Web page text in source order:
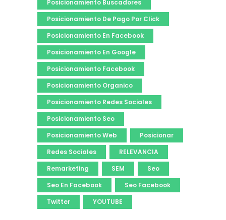
Posicionamiento Buscadores
Posicionamiento De Pago Por Click
Posicionamiento En Facebook
Posicionamiento En Google
Posicionamiento Facebook
Posicionamiento Organico
Posicionamiento Redes Sociales
Posicionamiento Seo
Posicionamiento Web
Posicionar
Redes Sociales
RELEVANCIA
Remarketing
SEM
Seo
Seo En Facebook
Seo Facebook
Twitter
YOUTUBE